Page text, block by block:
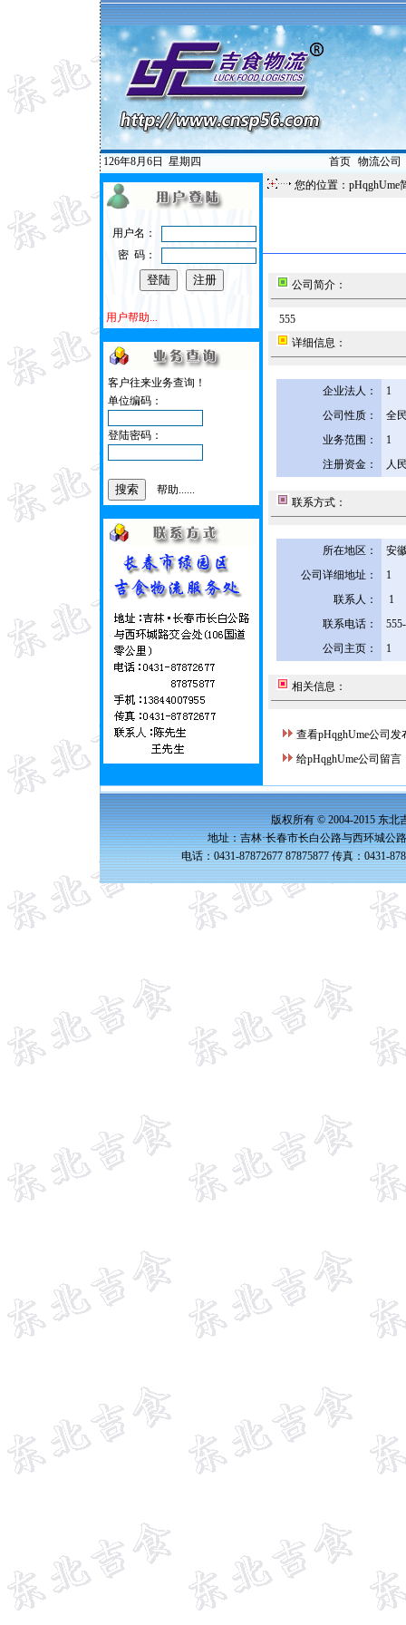
126年8月6日 星期四 首页| 物流公司
用户名：
密 码：
用户帮助...
客户往来业务查询！
单位编码：
登陆密码：
帮助......
您的位置：pHqghUme
公司简介：
555
详细信息：
企业法人：
1
公司性质：
全
业务范围：
1
注册资金：
人
联系方式：
所在地区：
安
公司详细地址：
1
联系人：
1
联系电话：
公司主页：
1
相关信息：
查看pHqghUme公司发
给pHqghUme公司留言
版权所有 © 2004-2015 东北
地址：吉林·长春市长白公路与西环城公
电话：0431-87872677 87875877 传真：0431-